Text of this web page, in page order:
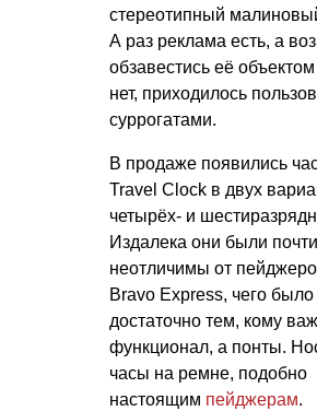
стереотипный
А раз реклама есть, а
обзавестись её
нет, приходилось
суррогатами.
В продаже появились
Travel Clock в двух
четырёх- и
Издалека они были почти
неотличимы от
Bravo Express, чего
достаточно тем, кому
функционал, а понты.
часы на ремне, подобно
настоящим пейджерам.